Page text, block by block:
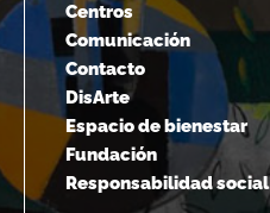
Centros
Comunicación
Contacto
DisArte
Espacio de bienestar
Fundación
Responsabilidad social